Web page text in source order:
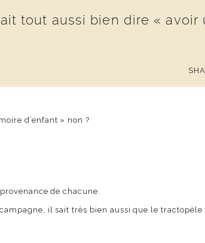
tout aussi bien dire « avoir
d’enfant » non ?
de chacune.
il sait très bien aussi que le tractopèle